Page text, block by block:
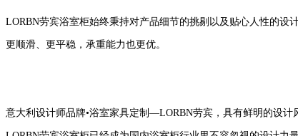
LORBN劳宾浴室柜始终秉持对产品细节的挑剔以及贴心人性的设计
更顺滑 更平稳 ， 承重能力也更优。
意大利设计师品牌•浴室家具定制—LORBN劳宾，具有鲜明的设